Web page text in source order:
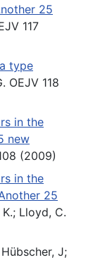
25
117
type
OEJV 118
in the
new
(2009)
in the
25
Lloyd, C.
Hübscher, J;